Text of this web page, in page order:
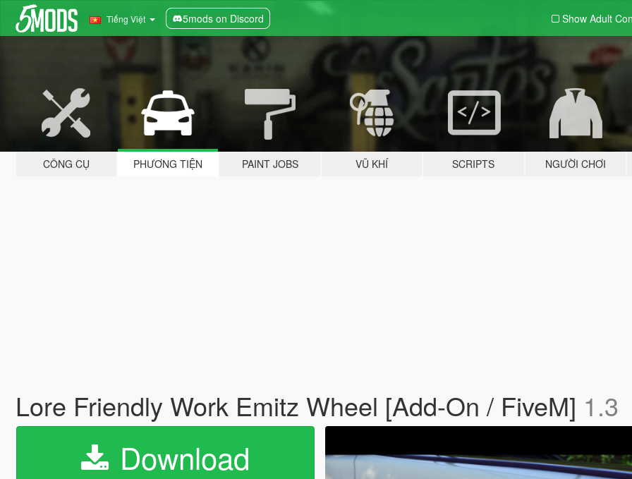
Tiếng Việt 5mods on Discord Show Adult
CÔNG CỤ PHƯƠNG TIỆN PAINT JOBS VŨ KHÍ SCRIPTS NGƯỜI CHƠI
Lore Friendly Work Emitz Wheel [Add-On / FiveM] 1.3
Download